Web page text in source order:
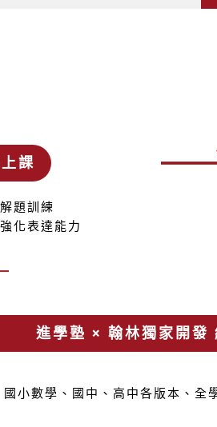
課
題訓練
化表達能力
進學塾 × 翰林獨家開發
國小數學、國中、高中各版本、全